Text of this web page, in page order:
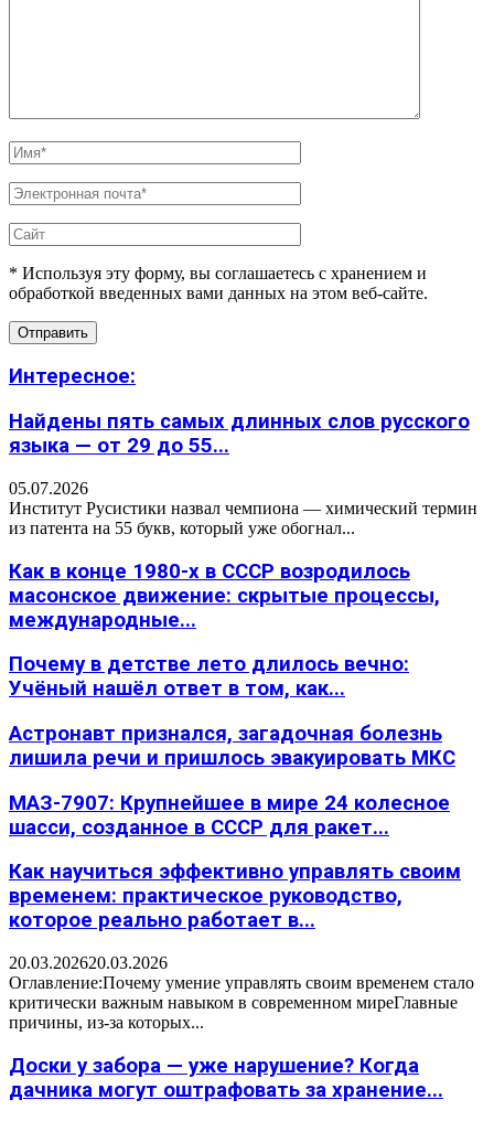
* Используя эту форму, вы соглашаетесь с хранением и
обработкой введенных вами данных на этом веб-сайте.
Интересное:
Найдены пять самых длинных слов русского
языка — от 29 до 55...
05.07.2026
Институт Русистики назвал чемпиона — химический термин
из патента на 55 букв, который уже обогнал...
Как в конце 1980-х в СССР возродилось
масонское движение: скрытые процессы,
международные...
Почему в детстве лето длилось вечно:
Учёный нашёл ответ в том, как...
Астронавт признался, загадочная болезнь
лишила речи и пришлось эвакуировать МКС
МАЗ-7907: Крупнейшее в мире 24 колесное
шасси, созданное в СССР для ракет...
Как научиться эффективно управлять своим
временем: практическое руководство,
которое реально работает в...
20.03.202620.03.2026
Оглавление:Почему умение управлять своим временем стало
критически важным навыком в современном миреГлавные
причины, из-за которых...
Доски у забора — уже нарушение? Когда
дачника могут оштрафовать за хранение...